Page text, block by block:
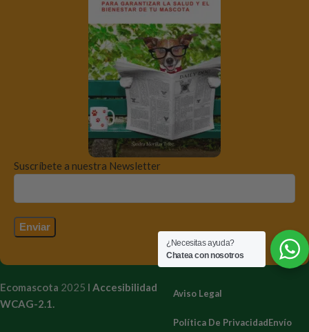
Suscríbete a nuestra Newsletter
Ecomascota 2025 I Accesibilidad
WCAG-2.1.
Aviso Legal
Política De PrivacidadEnvío
¿Necesitas ayuda?
Chatea con nosotros